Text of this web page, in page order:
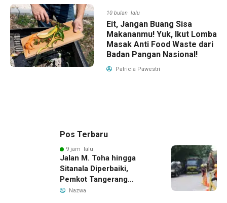
10 bulan lalu
Eit, Jangan Buang Sisa
Makananmu! Yuk, Ikut Lomba
Masak Anti Food Waste dari
Badan Pangan Nasional!
Patricia Pawestri
Pos Terbaru
9 jam lalu
Jalan M. Toha hingga
Sitanala Diperbaiki,
Pemkot Tangerang
Siapkan Rekayasa Lalu
Nazwa